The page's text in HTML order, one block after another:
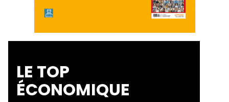
LE TOP
ÉCONOMIQUE